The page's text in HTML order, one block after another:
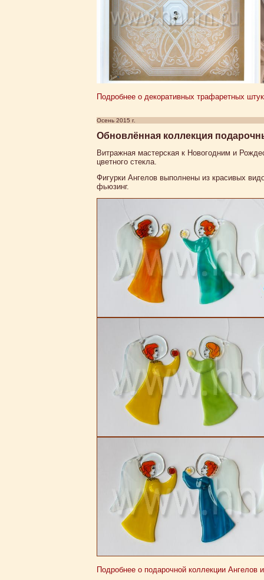
Подробнее о декоративных трафаретных
Осень 2015 г.
Обновлённая коллекция
Витражная мастерская к Новогодним и
цветного стекла.
Фигурки Ангелов выполнены из красивых
фьюзинг.
Подробнее о подарочной коллекции Ангелов